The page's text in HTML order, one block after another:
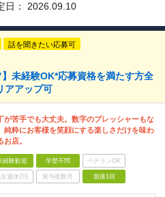
日： 2026.09.10
話を聞きたい応募可
】未経験OK*応募資格を満たす方全
アアップ可
が苦手でも大丈夫。数字のプレッシャーもな
純粋にお客様を笑顔にする楽しさだけを味わ
お店。
経験歓迎 学歴不問 ベテランOK
週休2日 賞与複数月 面接1回